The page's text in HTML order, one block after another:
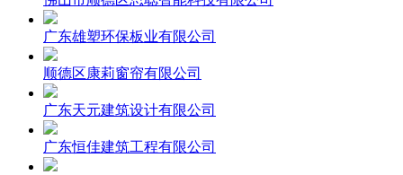
广东雄塑环保板业有限公司
顺德区康莉窗帘有限公司
广东天元建筑设计有限公司
广东恒佳建筑工程有限公司